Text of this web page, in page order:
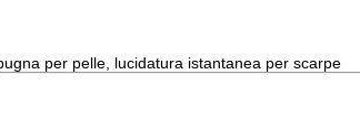
per pelle, lucidatura istantanea per scarpe